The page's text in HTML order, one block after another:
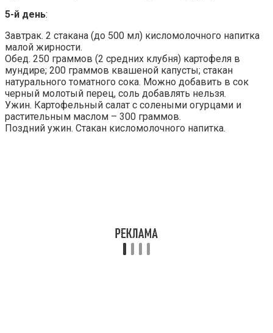
5-й день:
Завтрак. 2 стакана (до 500 мл) кисломолочного напитка
малой жирности.
Обед. 250 граммов (2 средних клубня) картофеля в
мундире; 200 граммов квашеной капусты; стакан
натурального томатного сока. Можно добавить в сок
черный молотый перец, соль добавлять нельзя.
Ужин. Картофельный салат с солеными огурцами и
растительным маслом – 300 граммов.
Поздний ужин. Стакан кисломолочного напитка.